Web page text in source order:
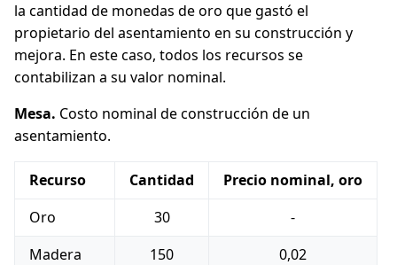
la cantidad de monedas de oro que gastó el
propietario del asentamiento en su construcción y
mejora. En este caso, todos los recursos se
contabilizan a su valor nominal.
Mesa. Costo nominal de construcción de un
asentamiento.
Recurso Cantidad
Precio nominal, oro
Oro
30
-
Madera
150
0,02